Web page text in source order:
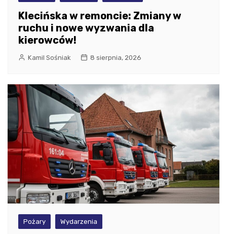
Klecińska w remoncie: Zmiany w
ruchu i nowe wyzwania dla
kierowców!
Kamil Sośniak 8 sierpnia, 2026
Pożary Wydarzenia